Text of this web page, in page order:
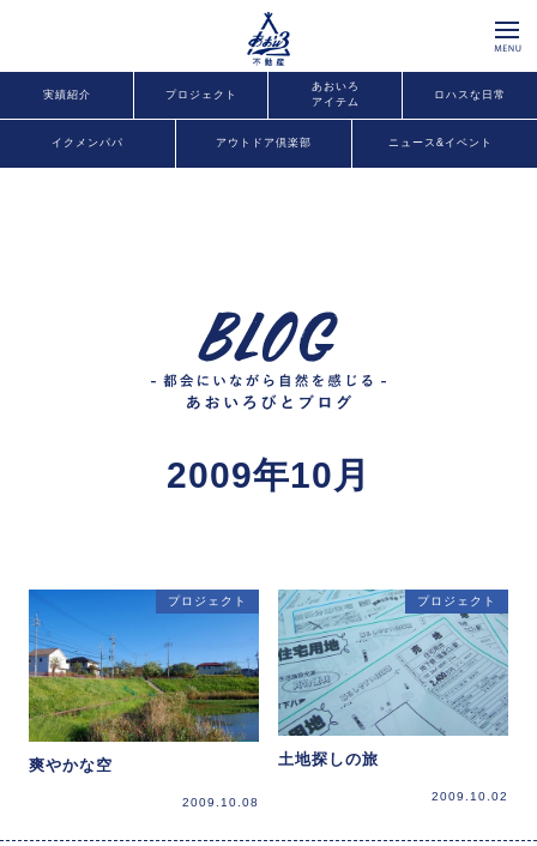
実績紹介 プロジェクト
あおいろ
アイテム
ロハスな日常
イクメンパパ アウトドア倶楽部 ニュース&イベント
2009年10月
プロジェクト
爽やかな空
2009.10.08
プロジェクト
土地探しの旅
2009.10.02